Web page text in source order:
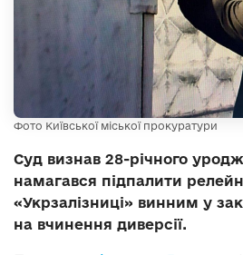
Фото Київської міської прокуратури
Суд визнав 28-річного
намагався підпалити
«Укрзалізниці» винним у
на вчинення диверсії.